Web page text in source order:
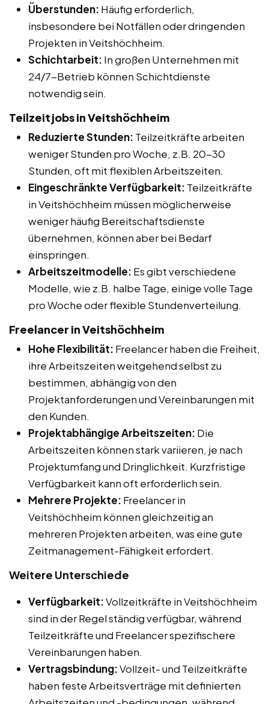
Überstunden: Häufig erforderlich,
insbesondere bei Notfällen oder dringenden
Projekten in Veitshöchheim.
Schichtarbeit: In großen Unternehmen mit
24/7-Betrieb können Schichtdienste
notwendig sein.
Teilzeitjobs in Veitshöchheim
Reduzierte Stunden: Teilzeitkräfte arbeiten
weniger Stunden pro Woche, z.B. 20-30
Stunden, oft mit flexiblen Arbeitszeiten.
Eingeschränkte Verfügbarkeit: Teilzeitkräfte
in Veitshöchheim müssen möglicherweise
weniger häufig Bereitschaftsdienste
übernehmen, können aber bei Bedarf
einspringen.
Arbeitszeitmodelle: Es gibt verschiedene
Modelle, wie z.B. halbe Tage, einige volle Tage
pro Woche oder flexible Stundenverteilung.
Freelancer in Veitshöchheim
Hohe Flexibilität: Freelancer haben die Freiheit,
ihre Arbeitszeiten weitgehend selbst zu
bestimmen, abhängig von den
Projektanforderungen und Vereinbarungen mit
den Kunden.
Projektabhängige Arbeitszeiten: Die
Arbeitszeiten können stark variieren, je nach
Projektumfang und Dringlichkeit. Kurzfristige
Verfügbarkeit kann oft erforderlich sein.
Mehrere Projekte: Freelancer in
Veitshöchheim können gleichzeitig an
mehreren Projekten arbeiten, was eine gute
Zeitmanagement-Fähigkeit erfordert.
Weitere Unterschiede
Verfügbarkeit:Vollzeitkräfte in Veitshöchheim
sind in der Regel ständig verfügbar, während
Teilzeitkräfte und Freelancer spezifischere
Vereinbarungen haben.
Vertragsbindung:Vollzeit- und Teilzeitkräfte
haben feste Arbeitsverträge mit definierten